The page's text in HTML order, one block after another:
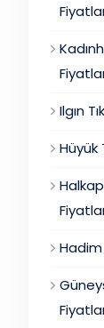
Ilgın
Hüyük
Hadim